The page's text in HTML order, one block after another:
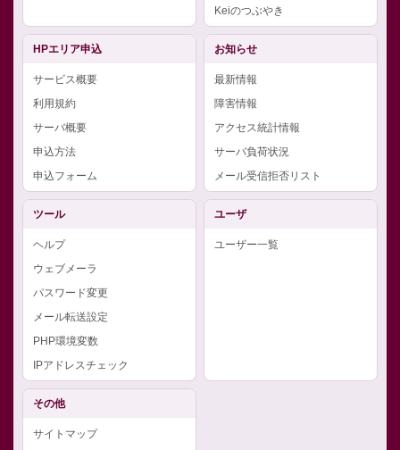
Keiのつぶやき
HPエリア申込
サービス概要
利用規約
サーバ概要
申込方法
申込フォーム
お知らせ
最新情報
障害情報
アクセス統計情報
サーバ負荷状況
メール受信拒否リスト
ツール
ヘルプ
ウェブメーラ
パスワード変更
メール転送設定
PHP環境変数
IPアドレスチェック
ユーザ
ユーザー一覧
その他
サイトマップ